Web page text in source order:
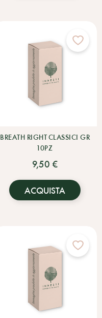
BREATH RIGHT CLASSICI GR
10PZ
9,50 €
ACQUISTA